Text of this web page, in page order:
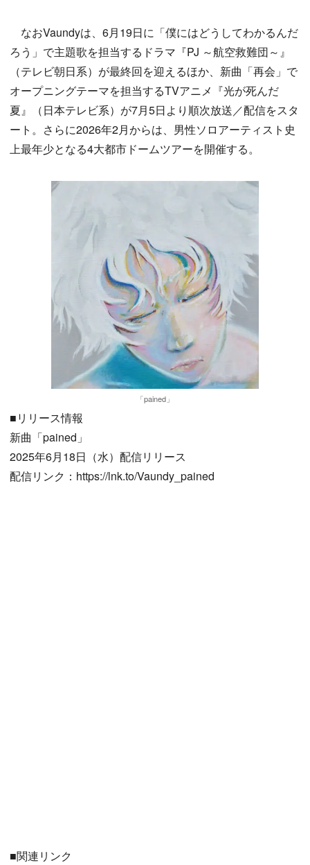
なおVaundyは、6月19日に「僕にはどうしてわかるんだ
ろう」で主題歌を担当するドラマ『PJ ～航空救難団～』
（テレビ朝日系）が最終回を迎えるほか、新曲「再会」で
オープニングテーマを担当するTVアニメ『光が死んだ
夏』（日本テレビ系）が7月5日より順次放送／配信をスタ
ート。さらに2026年2月からは、男性ソロアーティスト史
上最年少となる4大都市ドームツアーを開催する。
「pained」
■リリース情報
新曲「pained」
2025年6月18日（水）配信リリース
配信リンク：https://lnk.to/Vaundy_pained
■関連リンク